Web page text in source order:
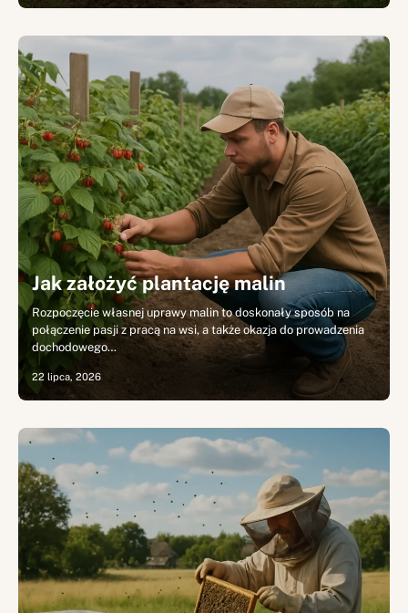
Jak założyć plantację malin
Rozpoczęcie własnej uprawy malin to doskonały sposób na
połączenie pasji z pracą na wsi, a także okazja do prowadzenia
dochodowego…
22 lipca, 2026